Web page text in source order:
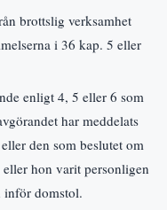
brottslig verksamhet
i 36 kap. 5 eller
enligt 4, 5 eller 6 som
har meddelats
den som beslutet om
hon varit personligen
inför domstol.